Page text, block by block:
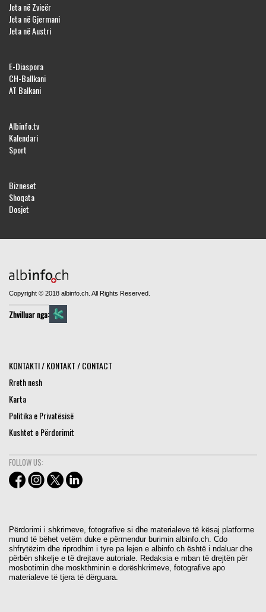
Jeta në Zvicër
Jeta në Gjermani
Jeta në Austri
E-Diaspora
CH-Ballkani
AT Balkani
Albinfo.tv
Kalendari
Sport
Bizneset
Shoqata
Dosjet
Copyright © 2018 albinfo.ch. All Rights Reserved.
Zhvilluar nga:
KONTAKTI / KONTAKT / CONTACT
Rreth nesh
Karta
Politika e Privatësisë
Kushtet e Përdorimit
FOLLOW US:
Përdorimi i shkrimeve, fotografive si dhe materialeve të kësaj platforme
mund të bëhet vetëm duke e përmendur burimin albinfo.ch. Cdo
shfrytëzim dhe riprodhim i tyre pa lejen e albinfo.ch është i ndaluar dhe
përbën shkelje e të drejtave autoriale. Redaksia e mban të drejtën për
mosbotimin dhe moskthminin e dorëshkrimeve, fotografive apo
materialeve të tjera të dërguara.